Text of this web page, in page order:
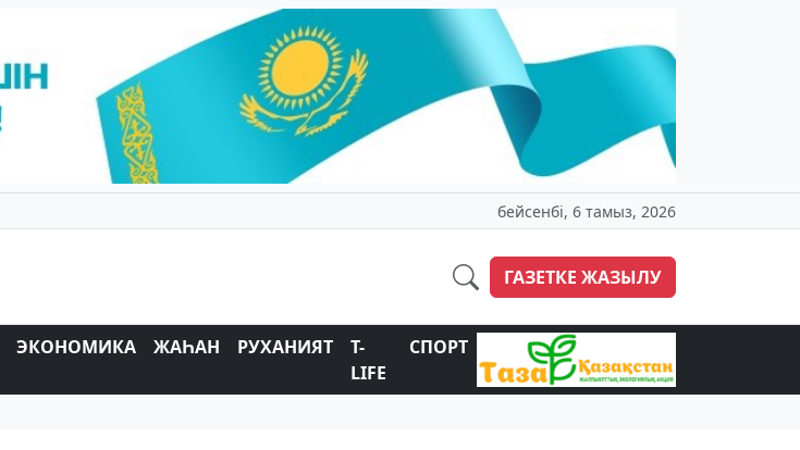
бейсенбі, 6 тамыз, 2026
ГАЗЕТКЕ ЖАЗЫЛУ
ЭКОНОМИКА ЖАҺАН РУХАНИЯТ
T-
LIFE
СПОРТ